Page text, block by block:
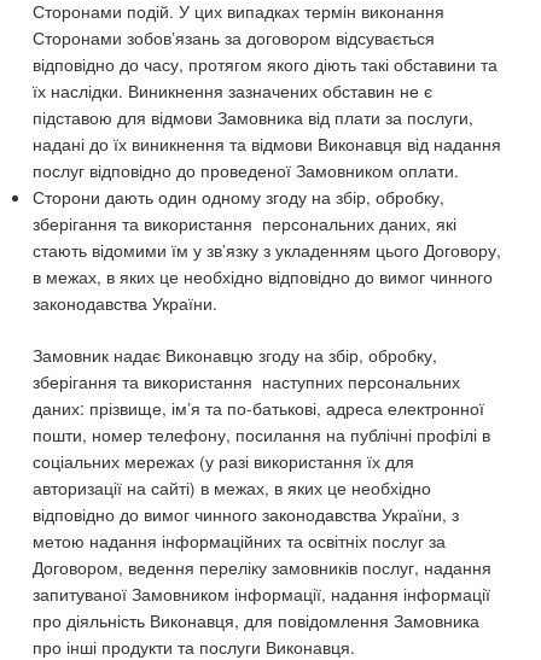
Сторонами подій. У цих випадках термін виконання
Сторонами зобов’язань за договором відсувається
відповідно до часу, протягом якого діють такі обставини та
їх наслідки. Виникнення зазначених обставин не є
підставою для відмови Замовника від плати за послуги,
надані до їх виникнення та відмови Виконавця від надання
послуг відповідно до проведеної Замовником оплати.
Сторони дають один одному згоду на збір, обробку,
зберігання та використання персональних даних, які
стають відомими їм у зв’язку з укладенням цього Договору,
в межах, в яких це необхідно відповідно до вимог чинного
законодавства України.
Замовник надає Виконавцю згоду на збір, обробку,
зберігання та використання наступних персональних
даних: прізвище, ім’я та по-батькові, адреса електронної
пошти, номер телефону, посилання на публічні профілі в
соціальних мережах (у разі використання їх для
авторизації на сайті) в межах, в яких це необхідно
відповідно до вимог чинного законодавства України, з
метою надання інформаційних та освітніх послуг за
Договором, ведення переліку замовників послуг, надання
запитуваної Замовником інформації, надання інформації
про діяльність Виконавця, для повідомлення Замовника
про інші продукти та послуги Виконавця.